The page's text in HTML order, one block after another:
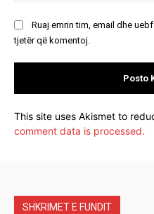
Ruaj emrin tim, email dhe
tjetër që komentoj.
This site uses Akismet to
comment data is processed.
SHKRIMET E FUNDIT